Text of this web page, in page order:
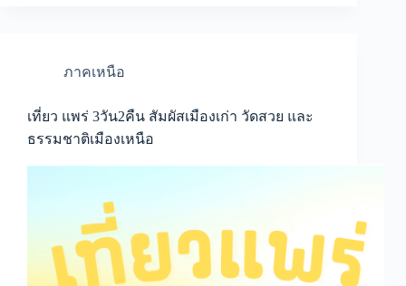
ภาคเหนือ
เที่ยว แพร่ 3วัน2คืน สัมผัสเมืองเก่า วัดสวย และ
ธรรมชาติเมืองเหนือ